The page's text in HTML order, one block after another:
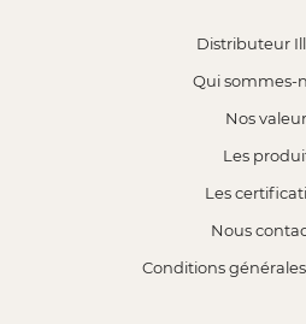
Distributeur
Qui sommes-
Nos
Les
Les
Nous
Conditions